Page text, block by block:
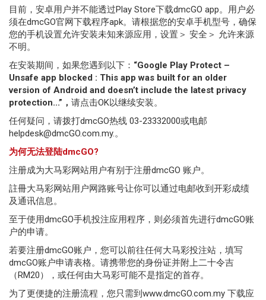
开
彩
成
绩
大
奖
赢
奖
记
录
游
戏
详
情
目前，安卓用户并不能透过Play Store下载dmcGO app。用户必
须在dmcGO官网下载程序apk。 请根据您的安卓手机型号，确保
您的手机设置允许安装未知来源应用， 设置＞ 安全＞ 允许来源
不明。
在安装期间，如果您遇到以下： “Google Play Protect –
Unsafe app blocked : This app was built for an older
version of Android and doesn’t include the latest privacy
protection...”， 请点击OK以继续安装。
任何疑问，请拨打dmcGO热线 03-23332000或电邮
helpdesk@dmcGO.com.my.。
为何无法登陆dmcGO?
注册成为大马彩网站用户有别于注册dmcGO 账户。
註冊大马彩网站用户网路账号让你可以通过电邮收到开彩成绩
及通讯信息。
至于使用dmcGO手机投注应用程序，则必须首先进行dmcGO账
户的申请。
若要注册dmcGO账户，您可以前往任何大马彩投注站，填写
dmcGO账户申请表格。请携带您的身份证并附上二十令吉
（RM20），或任何由大马彩可能不是指定的首存。
为了更便捷的注册流程，您只需到 www.dmcGO.com.my 下载应